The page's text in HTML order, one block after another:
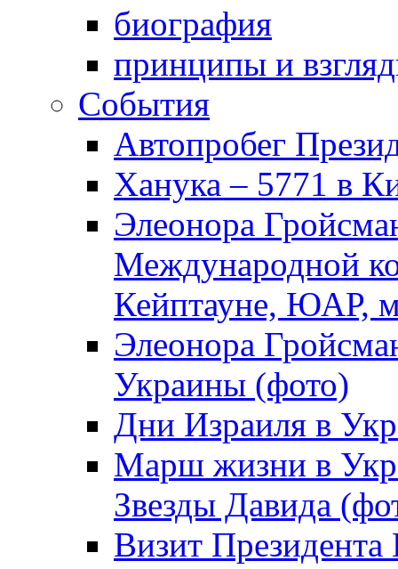
биография
принципы и
События
Автопробег
Ханука – 5771 в
Элеонора
Международной
Кейптауне, ЮАР,
Элеонора
Украины (фото)
Дни Израиля в
Марш жизни в
Звезды Давида
Визит